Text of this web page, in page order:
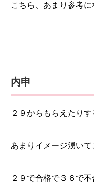
こちら、あまり参考に
内申
２９からもらえたりす
あまりイメージ湧いて
２９で合格で３６で